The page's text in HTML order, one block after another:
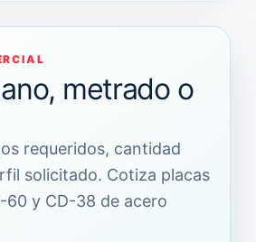
metrado o
requeridos, cantidad
solicitado. Cotiza placas
60 y CD-38 de acero